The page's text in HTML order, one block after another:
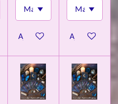
panierAjouter au panierAjouter au